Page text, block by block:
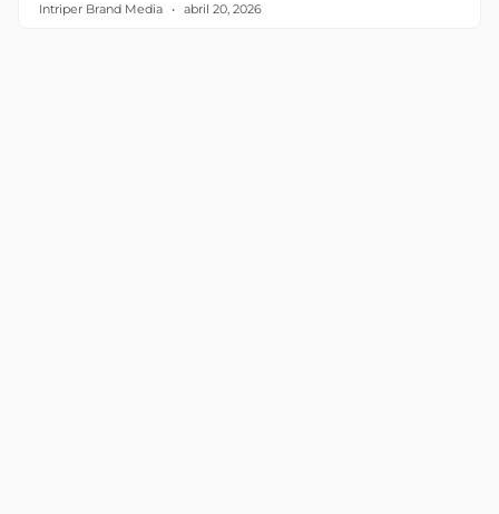
Intriper Brand Media abril 20, 2026